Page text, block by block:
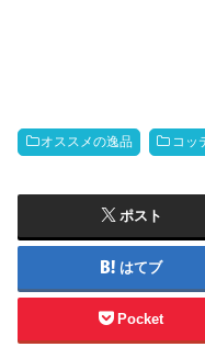
オススメの逸品 コッ
ポスト
はてブ
Pocket